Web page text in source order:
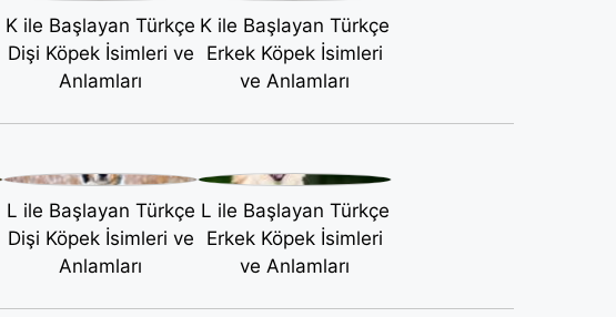
K ile Başlayan Türkçe
Dişi Köpek İsimleri ve
Anlamları
K ile Başlayan Türkçe
Erkek Köpek İsimleri
ve Anlamları
L ile Başlayan Türkçe
Dişi Köpek İsimleri ve
Anlamları
L ile Başlayan Türkçe
Erkek Köpek İsimleri
ve Anlamları